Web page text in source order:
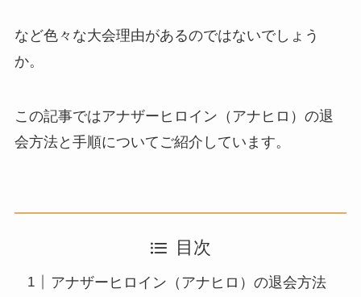
など色々な大会理由があるのではないでしょう
か。
この記事ではアナザーヒロイン（アナヒロ）の退
会方法と手順についてご紹介しています。
目次
アナザーヒロイン（アナヒロ）の退会方法